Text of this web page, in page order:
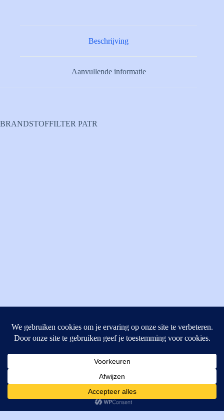
Beschrijving
Aanvullende informatie
BRANDSTOFFILTER PATR
4462GE, Goes
T: +31 (0) 111-484438
M:parts@mitechniek.nl
VAT: NL862802295B01
Cookies helpen ons bij het leveren van onze diensten. Door
gebruik te maken van onze diensten, gaat u akkoord met ons
gebruik van cookies.